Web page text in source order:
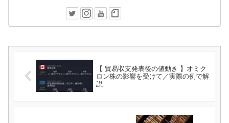
【 貿易収支発表後の値動き 】オミク
ロン株の影響を受けて／実際の例で解
説